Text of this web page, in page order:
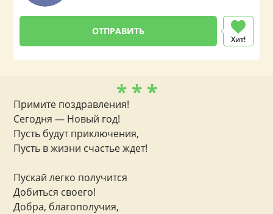
Хит!
* * *
Примите поздравления!
Сегодня — Новый год!
Пусть будут приключения,
Пусть в жизни счастье ждет!
Пускай легко получится
Добиться своего!
Добра, благополучия,